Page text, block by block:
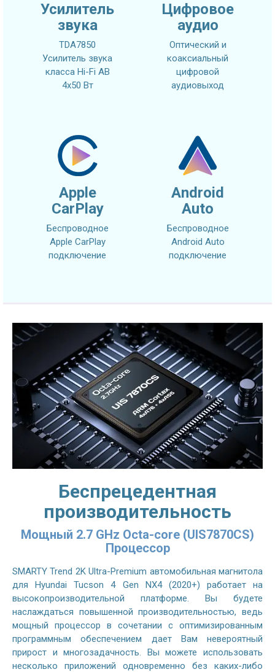
Усилитель
звука
TDA7850
Усилитель звука
класса Hi-Fi AB
4x50 Вт
Цифровое
аудио
Оптический и
коаксиальный
цифровой
аудиовыход
Apple
CarPlay
Беспроводное
Apple CarPlay
подключение
Android
Auto
Беспроводное
Android Auto
подключение
Беспрецедентная
производительность
Мощный 2.7 GHz Octa-core (UIS7870CS)
Процессор
SMARTY Trend 2K Ultra-Premium автомобильная магнитола
для Hyundai Tucson 4 Gen NX4 (2020+) работает на
высокопроизводительной платформе. Вы будете
наслаждаться повышенной производительностью, ведь
мощный процессор в сочетании с оптимизированным
программным обеспечением дает Вам невероятный
прирост и многозадачность. Вы можете использовать
несколько приложений одновременно без каких-либо